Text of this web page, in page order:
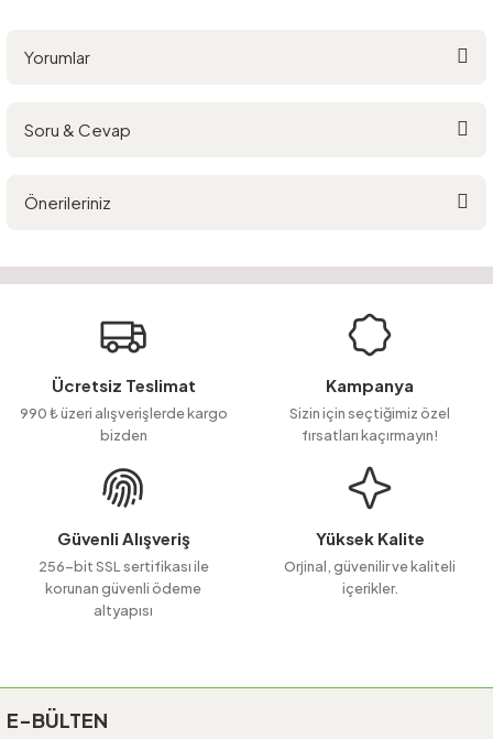
Yorumlar
Soru & Cevap
Soru Sor
Önerileriniz
Görüş ve önerileriniz için teşekkür ederiz.
Ürün resmi kalitesiz, bozuk veya görüntülenemiyor.
Ürün açıklamasında eksik bilgiler bulunuyor.
Ürün bilgilerinde hatalar bulunuyor.
Ürün fiyatı diğer sitelerden daha pahalı.
Bu ürüne benzer farklı alternatifler olmalı.
Ücretsiz Teslimat
990 ₺ üzeri alışverişlerde kargo
bizden
Kampanya
Sizin için seçtiğimiz özel
fırsatları kaçırmayın!
Güvenli Alışveriş
256-bit SSL sertifikası ile
korunan güvenli ödeme
altyapısı
Yüksek Kalite
Orjinal, güvenilir ve kaliteli
içerikler.
E-BÜLTEN